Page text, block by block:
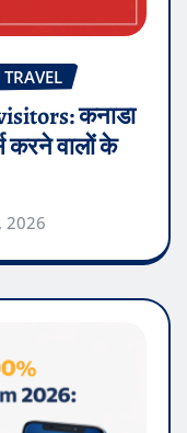
TRAVEL
कनाडा
करने वालों के
2026